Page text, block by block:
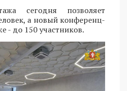
сегодня позволяет
а новый конференц-
- до 150 участников.